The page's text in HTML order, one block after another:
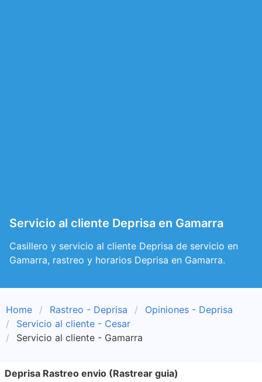
Servicio al cliente Deprisa en Gamarra
Casillero y servicio al cliente Deprisa de servicio en
Gamarra, rastreo y horarios Deprisa en Gamarra.
Home Rastreo - Deprisa
Opiniones - Deprisa
Servicio al cliente - Cesar
Servicio al cliente - Gamarra
Deprisa Rastreo envio (Rastrear guia)